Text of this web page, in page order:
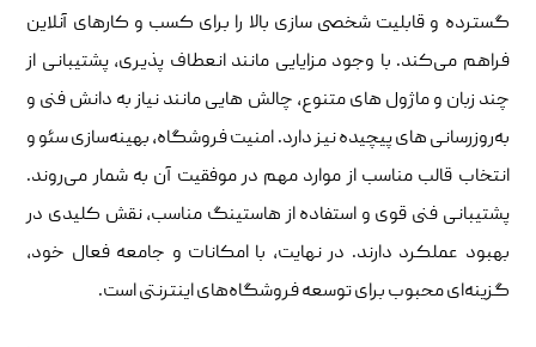
گسترده و قابلیت شخصی‌ سازی بالا را برای کسب ‌و کارهای آنلاین
فراهم می‌کند. با وجود مزایایی مانند انعطاف ‌پذیری، پشتیبانی از
چند زبان و ماژول ‌های متنوع، چالش‌ هایی مانند نیاز به دانش فنی و
به‌روزرسانی‌ های پیچیده نیز دارد. امنیت فروشگاه، بهینه‌سازی سئو و
انتخاب قالب مناسب از موارد مهم در موفقیت آن به شمار می‌روند.
پشتیبانی فنی قوی و استفاده از هاستینگ مناسب، نقش کلیدی در
بهبود عملکرد دارند. در نهایت، با امکانات و جامعه فعال خود،
گزینه‌ای محبوب برای توسعه فروشگاه‌های اینترنتی است.